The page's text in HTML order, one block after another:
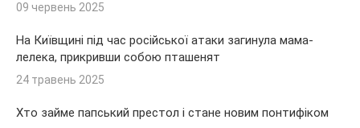
09 червень 2025
На Київщині під час російської атаки загинула мама-
лелека, прикривши собою пташенят
24 травень 2025
Хто займе папський престол і стане новим понтифіком